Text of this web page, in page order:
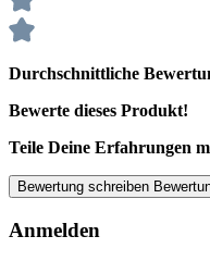
Durchschnittliche
Bewerte dieses Produkt!
Teile Deine Erfahrungen
Bewertung schreiben
Anmelden